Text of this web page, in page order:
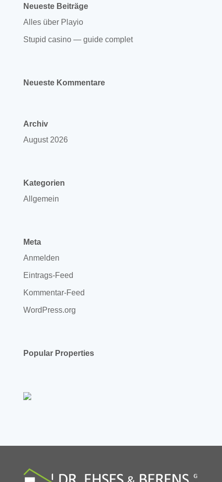
Neueste Beiträge
Alles über Playio
Stupid casino — guide complet
Neueste Kommentare
Archiv
August 2026
Kategorien
Allgemein
Meta
Anmelden
Eintrags-Feed
Kommentar-Feed
WordPress.org
Popular Properties